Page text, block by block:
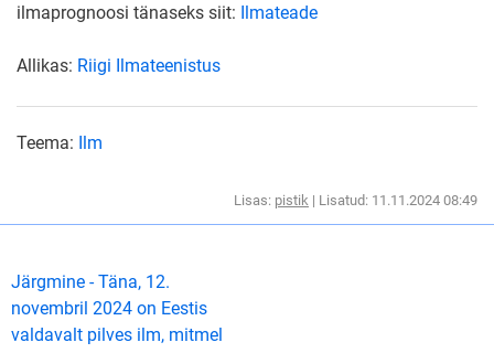
ilmaprognoosi tänaseks siit: Ilmateade
Allikas: Riigi Ilmateenistus
Teema: Ilm
Lisas: pistik | Lisatud: 11.11.2024 08:49
Järgmine - Täna, 12.
novembril 2024 on Eestis
valdavalt pilves ilm, mitmel